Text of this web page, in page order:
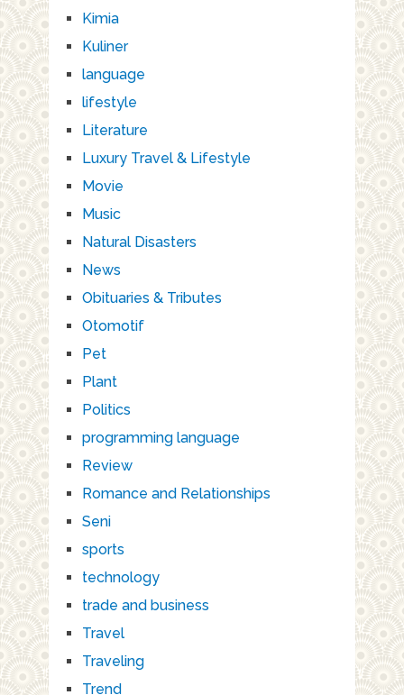
Kimia
Kuliner
language
lifestyle
Literature
Luxury Travel & Lifestyle
Movie
Music
Natural Disasters
News
Obituaries & Tributes
Otomotif
Pet
Plant
Politics
programming language
Review
Romance and Relationships
Seni
sports
technology
trade and business
Travel
Traveling
Trend